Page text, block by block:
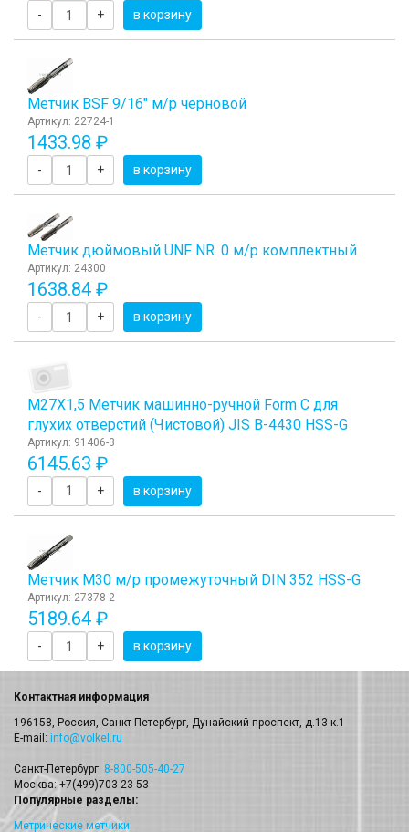
- + в корзину
Метчик BSF 9/16" м/р черновой
Артикул: 22724-1
1433.98 ₽
- + в корзину
Метчик дюймовый UNF NR. 0 м/р комплектный
Артикул: 24300
1638.84 ₽
- + в корзину
М27Х1,5 Метчик машинно-ручной Form C для
глухих отверстий (Чистовой) JIS B-4430 HSS-G
Артикул: 91406-3
6145.63 ₽
- + в корзину
Метчик М30 м/р промежуточный DIN 352 HSS-G
Артикул: 27378-2
5189.64 ₽
- + в корзину
Контактная информация
196158, Россия, Санкт-Петербург, Дунайский проспект, д.13 к.1
E-mail: info@volkel.ru
Санкт-Петербург: 8-800-505-40-27
Москва: +7(499)703-23-53
Популярные разделы:
Метрические метчики